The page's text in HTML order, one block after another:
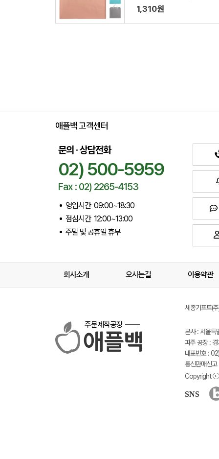
*15cm)
1,310원
애플백 고객센터
문의 · 상담전화
02) 500-5959
Fax : 02) 2265-4153
영업시간 09:00~18:30
점심시간 12:00~13:00
주말 및 공휴일 휴무
회사소개 오시는길 이용약관
주문제작공장
세종기프트(
본사 : 서울
파주 공장 :
대표번호 :
통신판매신
Copyright ⓒ
SNS